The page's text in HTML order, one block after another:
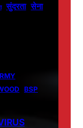
सुंदरता सेना
BSP